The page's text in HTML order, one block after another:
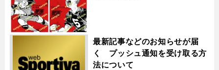
最新記事などのお知らせが届
く プッシュ通知を受け取る方
法について